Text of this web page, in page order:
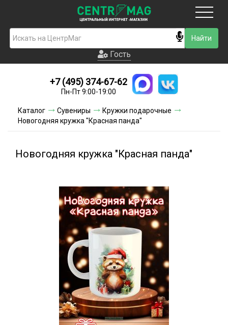
Гость
Новинки
Условия доставки
Контакты
Гость
+7 (495) 374-67-62
Пн-Пт 9:00-19:00
Каталог Сувениры
Кружки подарочные
Новогодняя кружка "Красная панда"
Новогодняя кружка "Красная панда"